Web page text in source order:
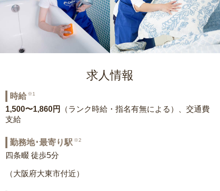
求人情報
時給 ※1
1,500〜1,860円
（ランク時給・指名有無による）、交通費
支給
勤務地･最寄り駅 ※2
四条畷 徒歩5分
（大阪府大東市付近）